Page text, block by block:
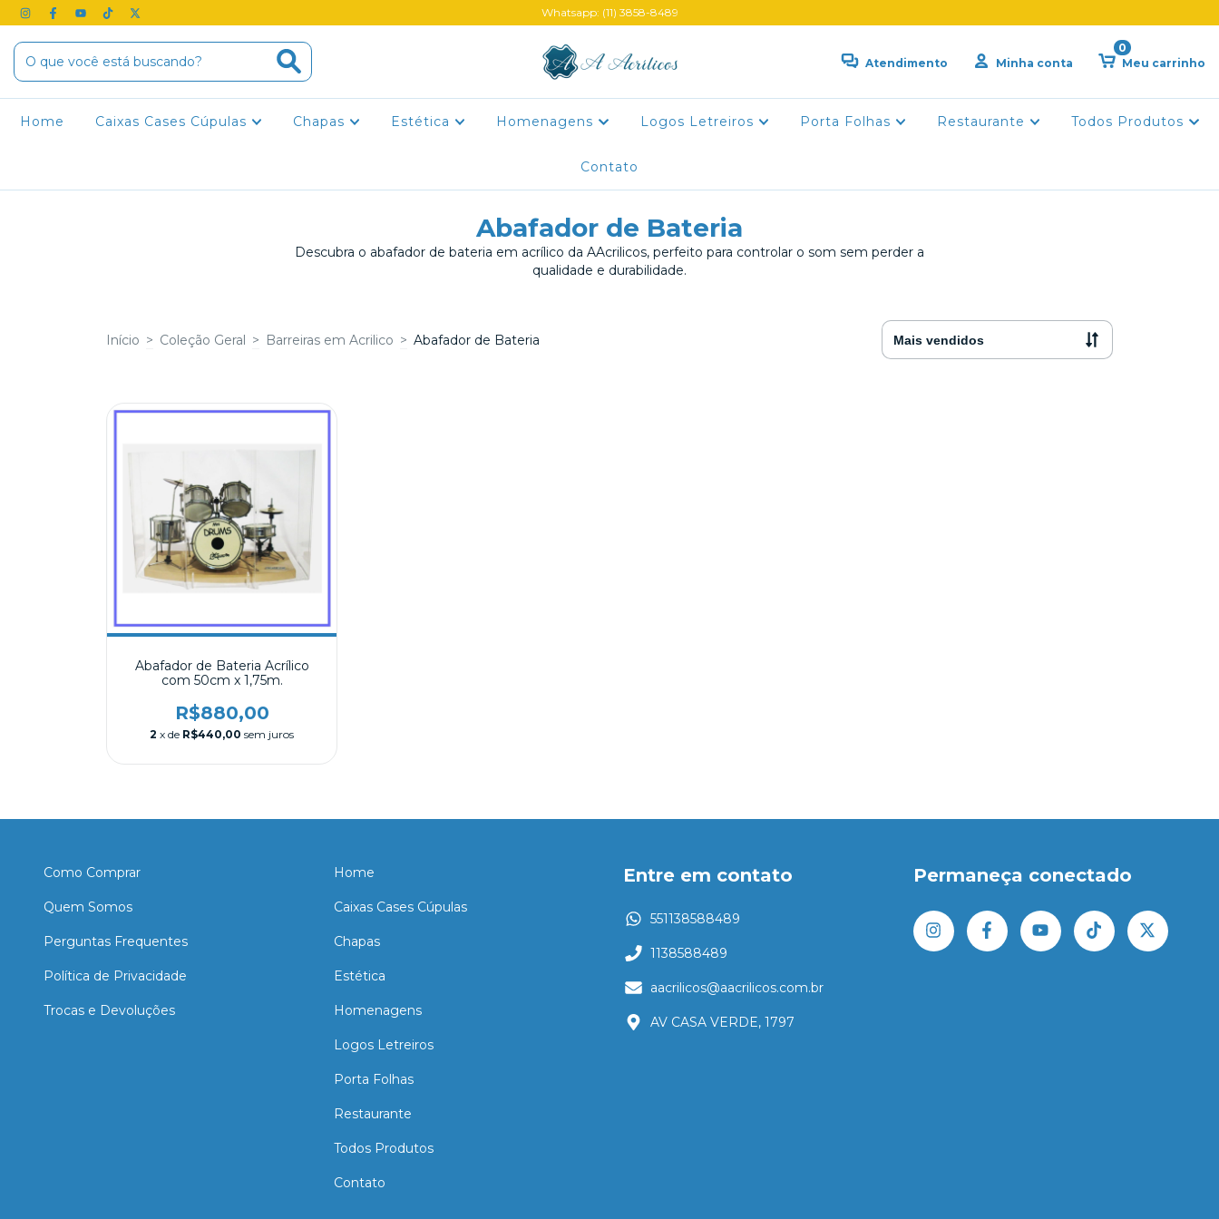
Whatsapp: (11) 3858-8489
Atendimento Minha conta Meu carrinho
0
Home Caixas Cases Cúpulas Chapas Estética Homenagens Logos Letreiros Porta Folhas Restaurante Todos Produtos
Contato
Abafador de Bateria
Descubra o abafador de bateria em acrílico da AAcrilicos, perfeito para controlar o som sem perder a
qualidade e durabilidade.
Início > Coleção Geral > Barreiras em Acrilico > Abafador de Bateria
Abafador de Bateria Acrílico
com 50cm x 1,75m.
R$880,00
2 x de R$440,00 sem juros
Como Comprar
Quem Somos
Perguntas Frequentes
Política de Privacidade
Trocas e Devoluções
Home
Caixas Cases Cúpulas
Chapas
Estética
Homenagens
Logos Letreiros
Porta Folhas
Restaurante
Todos Produtos
Contato
Entre em contato
551138588489
1138588489
aacrilicos@aacrilicos.com.br
AV CASA VERDE, 1797
Permaneça conectado